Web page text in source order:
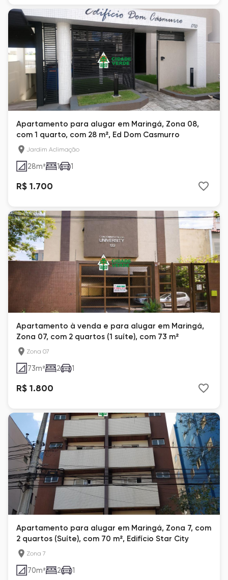
Apartamento para alugar em Maringá, Zona 08,
com 1 quarto, com 28 m², Ed Dom Casmurro
Jardim Aclimação
28m² 1 1
R$ 1.700
Apartamento à venda e para alugar em Maringá,
Zona 07, com 2 quartos (1 suíte), com 73 m²
Zona 07
73m² 2 1
R$ 1.800
Apartamento para alugar em Maringá, Zona 7, com
2 quartos (Suíte), com 70 m², Edifício Star City
Zona 7
70m² 2 1